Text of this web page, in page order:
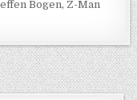
Bogen, Z-Man